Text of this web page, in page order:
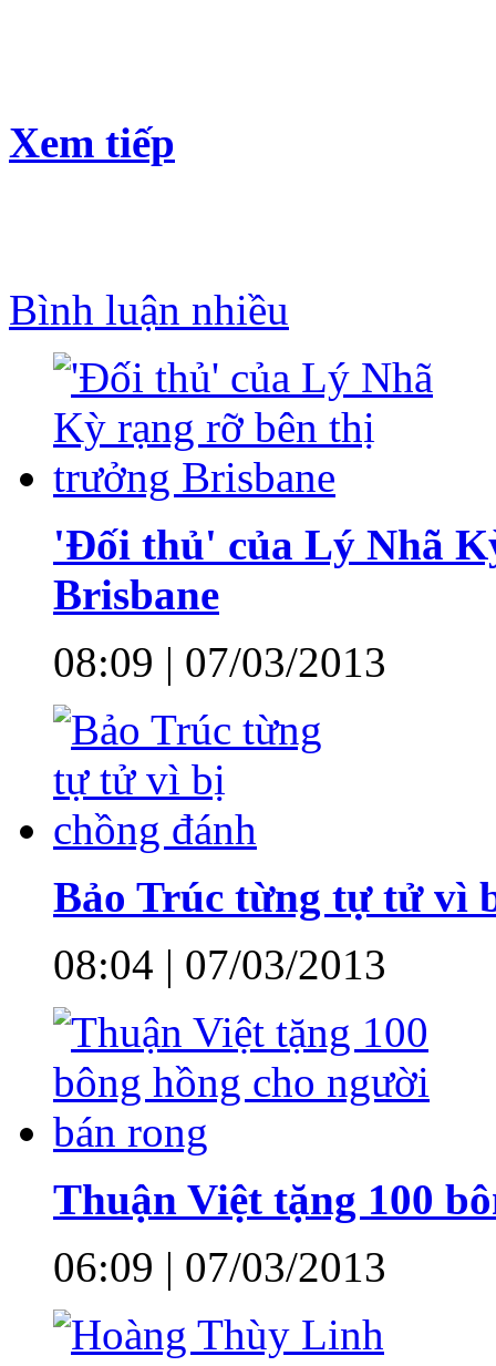
Xem tiếp
Bình luận nhiều
'Đối thủ' của Lý Nhã
Brisbane
08:09 | 07/03/2013
Bảo Trúc từng tự tử vì
08:04 | 07/03/2013
Thuận Việt tặng 100
06:09 | 07/03/2013